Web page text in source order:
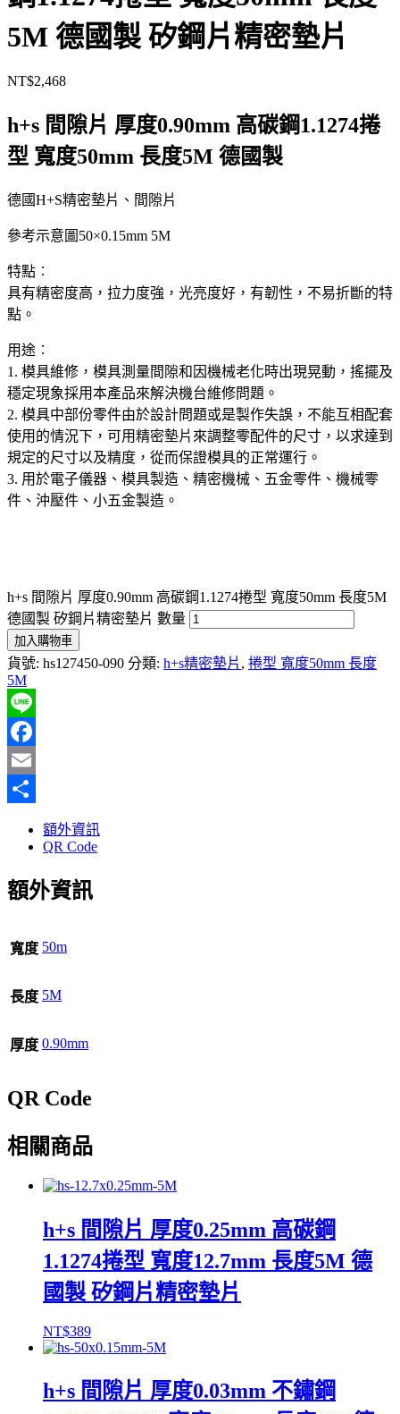
5M 德國製 矽鋼片精密墊片
NT$2,468
h+s 間隙片 厚度0.90mm 高碳鋼1.1274捲
型 寬度50mm 長度5M 德國製
德國H+S精密墊片、間隙片
參考示意圖50×0.15mm 5M
特點︰
具有精密度高，拉力度強，光亮度好，有韌性，不易折斷的特
點。
用途︰
1. 模具維修，模具測量間隙和因機械老化時出現晃動，搖擺及
穩定現象採用本產品來解決機台維修問題。
2. 模具中部份零件由於設計問題或是製作失誤，不能互相配套
使用的情況下，可用精密墊片來調整零配件的尺寸，以求達到
規定的尺寸以及精度，從而保證模具的正常運行。
3. 用於電子儀器、模具製造、精密機械、五金零件、機械零
件、沖壓件、小五金製造。
h+s 間隙片 厚度0.90mm 高碳鋼1.1274捲型 寬度50mm 長度5M
德國製 矽鋼片精密墊片 數量
加入購物車
貨號: hs127450-090 分類: h+s精密墊片 , 捲型 寬度50mm 長度
5M
Line
Facebook
Email
額外資訊
QR Code
額外資訊
寬度 50m
長度 5M
厚度 0.90mm
QR Code
相關商品
h+s 間隙片 厚度0.25mm 高碳鋼
1.1274捲型 寬度12.7mm 長度5M 德
國製 矽鋼片精密墊片
NT$389
h+s 間隙片 厚度0.03mm 不鏽鋼